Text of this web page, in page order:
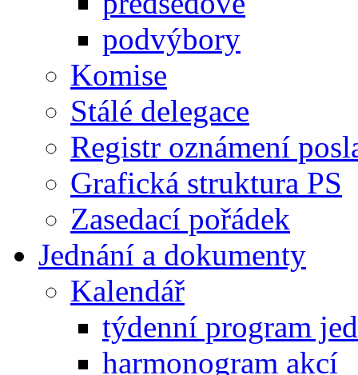
podvýbory
Komise
Stálé delegace
Registr oznámení
Grafická struktura PS
Zasedací pořádek
Jednání a dokumenty
Kalendář
týdenní program
harmonogram akcí